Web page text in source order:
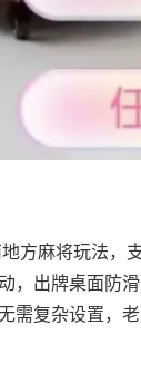
方麻将玩法
，出牌桌面防
需复杂设置，